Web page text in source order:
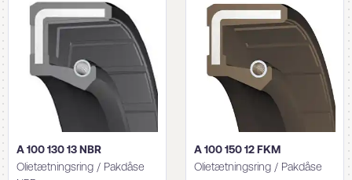
A 100 130 13 NBR
Olietætningsring / Pakdåse
A 100 150 12 FKM
Olietætningsring / Pakdåse